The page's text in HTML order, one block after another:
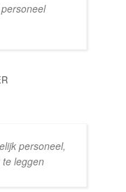
personeel,
leggen